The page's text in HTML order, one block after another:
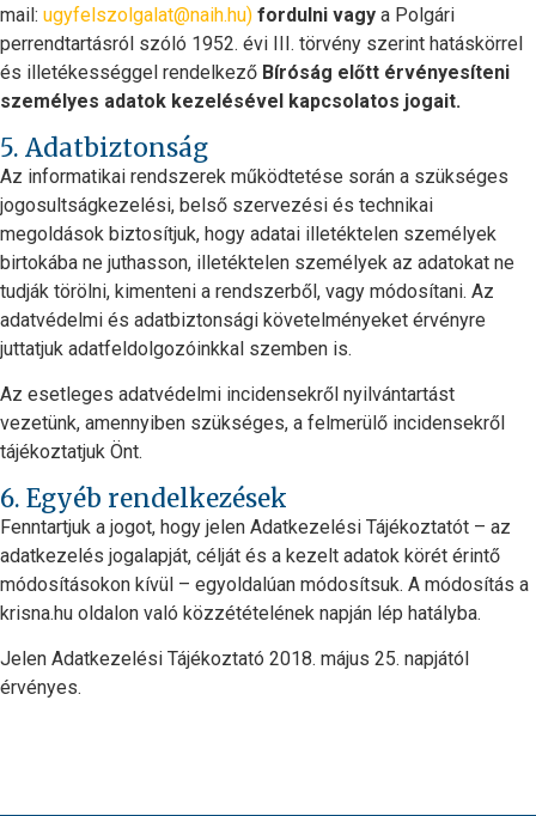
mail: ugyfelszolgalat@naih.hu) fordulni vagy a Polgári
perrendtartásról szóló 1952. évi III. törvény szerint hatáskörrel
és illetékességgel rendelkező Bíróság előtt érvényesíteni
személyes adatok kezelésével kapcsolatos jogait.
5. Adatbiztonság
Az informatikai rendszerek működtetése során a szükséges
jogosultságkezelési, belső szervezési és technikai
megoldások biztosítjuk, hogy adatai illetéktelen személyek
birtokába ne juthasson, illetéktelen személyek az adatokat ne
tudják törölni, kimenteni a rendszerből, vagy módosítani. Az
adatvédelmi és adatbiztonsági követelményeket érvényre
juttatjuk adatfeldolgozóinkkal szemben is.
Az esetleges adatvédelmi incidensekről nyilvántartást
vezetünk, amennyiben szükséges, a felmerülő incidensekről
tájékoztatjuk Önt.
6. Egyéb rendelkezések
Fenntartjuk a jogot, hogy jelen Adatkezelési Tájékoztatót – az
adatkezelés jogalapját, célját és a kezelt adatok körét érintő
módosításokon kívül – egyoldalúan módosítsuk. A módosítás a
krisna.hu oldalon való közzétételének napján lép hatályba.
Jelen Adatkezelési Tájékoztató 2018. május 25. napjától
érvényes.